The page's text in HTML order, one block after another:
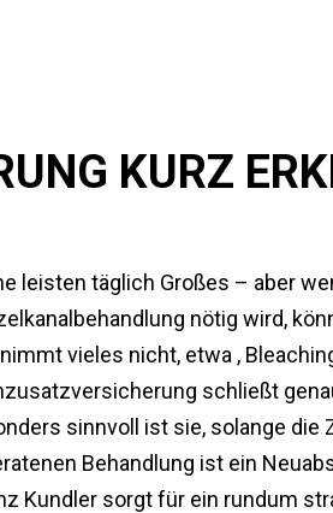
KURZ
leisten täglich Großes – aber
nötig wird,
vieles nicht, etwa ,
schließt
sinnvoll ist sie, solange die
Behandlung ist ein
Kundler sorgt für ein rundum